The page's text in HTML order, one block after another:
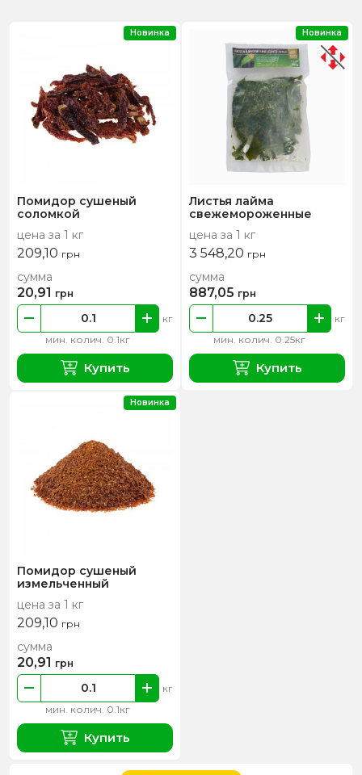
Помидор сушеный
соломкой
цена за 1 кг
209,10 грн
мин. колич. 0.1кг
кг
сумма
20,91 грн
Купить
Новинка
Листья лайма
свежемороженные
цена за 1 кг
3 548,20 грн
мин. колич. 0.25кг
кг
сумма
887,05 грн
Купить
Новинка
Помидор сушеный
измельченный
цена за 1 кг
209,10 грн
мин. колич. 0.1кг
кг
сумма
20,91 грн
Купить
Новинка